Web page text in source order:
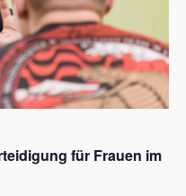
für Frauen im